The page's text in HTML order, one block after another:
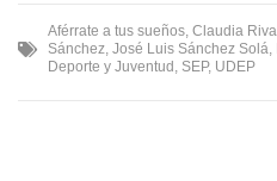
Aférrate a tus sueños, Claudia
Sánchez, José Luis Sánchez Solá,
Deporte y Juventud , SEP, UDEP